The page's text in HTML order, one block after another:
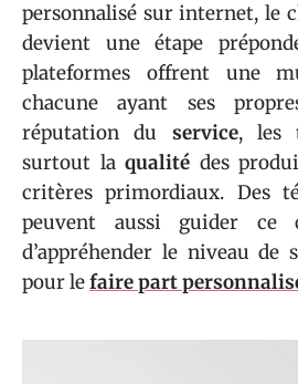
personnalisé sur internet, le
devient une étape
plateformes offrent une
chacune ayant ses
réputation du service, les
surtout laqualité des
critères primordiaux. Des
peuvent aussi guider ce
d’appréhender le niveau de
pour lefaire part